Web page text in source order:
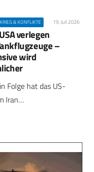
KRIEG & KONFLIKTE 19. Juli 2026
verlegen
–
wird
Folge hat das US-
Iran…